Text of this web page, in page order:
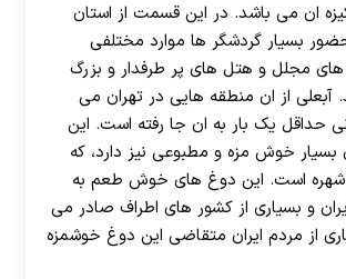
ان می باشد. در این قسمت از استان
بسیار گردشگر ها موارد مختلفی
های مجلل و هتل های پر طرفدار و بزرگ
از ان منطقه هایی در تهران می
حداقل یک بار به ان جا رفته است. این
خوش مزه و مطبوعی نیز دارد، که
شهره است. این دوغ های خوش طعم به
و بسیاری از کشور های اطراف صادر می
از مردم ایران متقاضی این دوغ خوشمزه